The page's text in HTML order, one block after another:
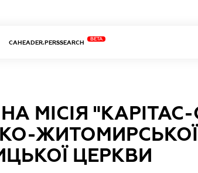
CAHEADER.PERSSEARCH
BETA
МІСІЯ
ЖИТОМИРСЬКОЇ
ЦЕРКВИ